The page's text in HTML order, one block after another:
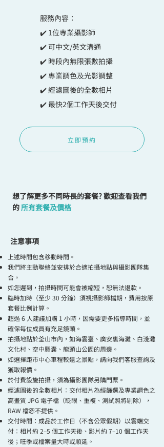
​服務內容：
✔️ ​​​1位專業攝影師
✔️ ​​可中文/英文溝通
✔️ ​​時段內無限張數拍攝
✔️ ​​專業調色及光影調整
✔️ ​​經濾圖後的全數相片
✔️ ​​最快2個工作天後交付
立即預約
想了解更多不同時長的套餐?歡迎查看我們
的所有套餐及價格
注意事項
上述時間包含移動時間。
我們將主動聯絡並安排於合適拍攝地點與攝影團隊集
合。
如您遲到，拍攝時間可能會被縮短，恕無法退款。
臨時加時（至少 30 分鐘）須視攝影師檔期，費用按原
套餐比例計算。
超過 6 人建議加購 1 小時，因需要更多指導時間，並
確保每位成員有充足鏡頭。
拍攝地點於釜山市內，如海雲臺、廣安裏海灘、白淺灘
文化村、空中膠囊、龍頭山公園的周邊。
如選擇距市中心車程較遠之景點，請向我們客服查詢及
獲取報價。
於付費設施拍攝，須為攝影團隊另購門票。
經濾圖後的全數相片： 交付相片為經篩選及專業調色之
高畫質 JPG 電子檔（眨眼、重複、測試照將剔除），
RAW 檔恕不提供。
交付時間：成品於工作日（不含公眾假期）以雲端交
付：相片約 2–5 個工作天後、影片約 7–10 個工作天
後；旺季或檔案量大時或順延。